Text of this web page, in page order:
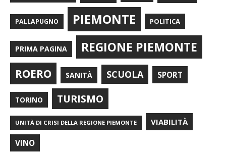
PALLAPUGNO PIEMONTE POLITICA
PRIMA PAGINA REGIONE PIEMONTE
ROERO SANITÀ SCUOLA SPORT
TORINO TURISMO
UNITÀ DI CRISI DELLA REGIONE PIEMONTE VIABILITÀ
VINO